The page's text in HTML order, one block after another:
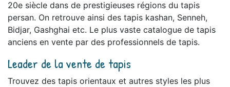
20e siècle dans de prestigieuses régions du tapis
persan. On retrouve ainsi des tapis kashan, Senneh,
Bidjar, Gashghai etc. Le plus vaste catalogue de tapis
anciens en vente par des professionnels de tapis.
Leader de la vente de tapis
Trouvez des tapis orientaux et autres styles les plus